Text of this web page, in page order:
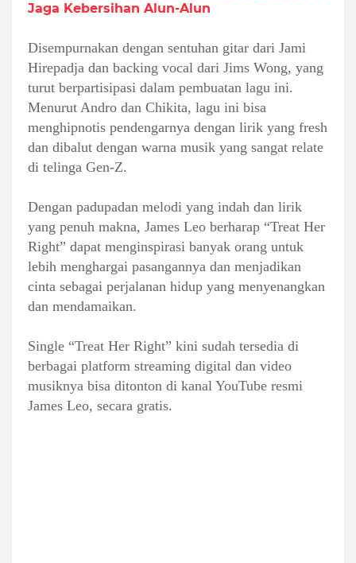
Jaga Kebersihan Alun-Alun
Disempurnakan dengan sentuhan gitar dari Jami
Hirepadja dan backing vocal dari Jims Wong, yang
turut berpartisipasi dalam pembuatan lagu ini.
Menurut Andro dan Chikita, lagu ini bisa
menghipnotis pendengarnya dengan lirik yang fresh
dan dibalut dengan warna musik yang sangat relate
di telinga Gen-Z.
Dengan padupadan melodi yang indah dan lirik
yang penuh makna, James Leo berharap “Treat Her
Right” dapat menginspirasi banyak orang untuk
lebih menghargai pasangannya dan menjadikan
cinta sebagai perjalanan hidup yang menyenangkan
dan mendamaikan.
Single “Treat Her Right” kini sudah tersedia di
berbagai platform streaming digital dan video
musiknya bisa ditonton di kanal YouTube resmi
James Leo, secara gratis.